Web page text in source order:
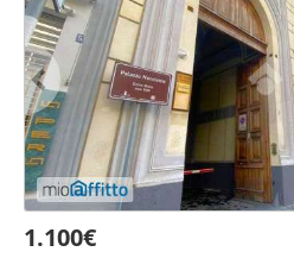
1.100€